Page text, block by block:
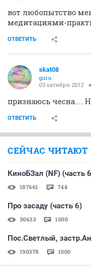
вот любопытство
медитациями-
ОТВЕТИТЬ
skat08
guru
03 октября 2012
признаюсь чесна....
ОТВЕТИТЬ
СЕЙЧАС ЧИТАЮТ
КиноБЗал (NF) (часть
187661 744
Про засаду (часть 6)
30633 1000
Пос.Светлый,
190378 1000